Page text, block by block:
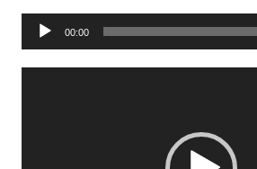
m
e
z
Audio-
Player
00:00